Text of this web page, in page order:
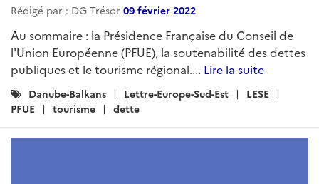
Rédigé par : DG Trésor 09 février 2022
Au sommaire : la Présidence Française du Conseil de
l'Union Européenne (PFUE), la soutenabilité des dettes
publiques et le tourisme régional.... Lire la suite
Catégories
:
Danube-Balkans Lettre-Europe-Sud-Est
LESE
PFUE
tourisme dette